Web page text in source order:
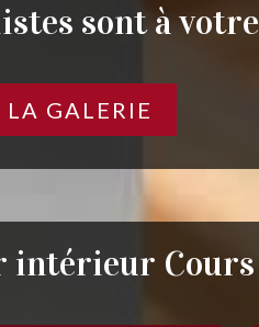
sont à
GALERIE
intérieur